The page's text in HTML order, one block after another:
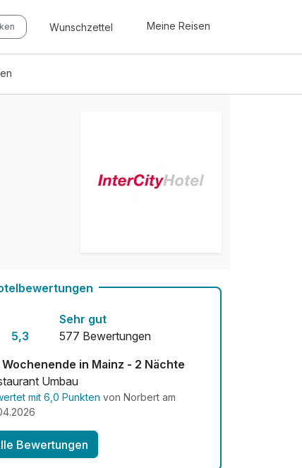
Wunschzettel Meine Reisen
5,3
Sehr gut
577 Bewertungen
Wochenende in Mainz - 2 Nächte
Umbau
mit 6,0 Punkten von Norbert am
Bewertungen